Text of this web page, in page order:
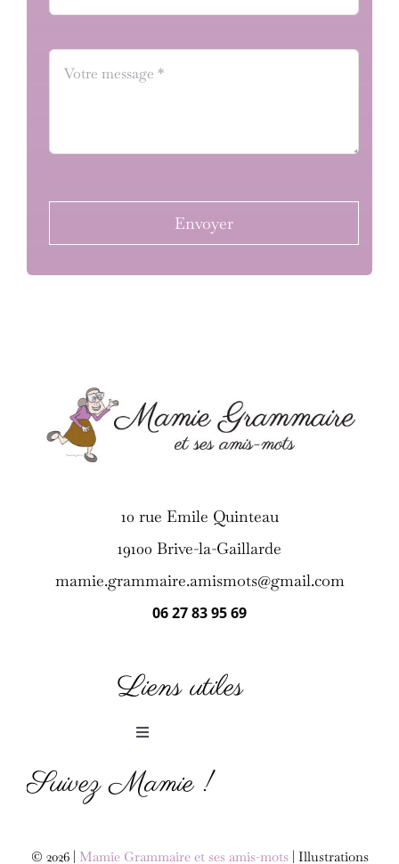
Envoyer
10 rue Emile Quinteau
19100 Brive-la-Gaillarde
mamie.grammaire.amismots@gmail.com
06 27 83 95 69
Liens utiles
Toggle
Histoires et jeux
Suivez Mamie !
© 2026 | Mamie Grammaire et ses amis-mots| Illustrations